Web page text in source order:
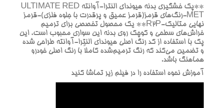
**پک خشگيري بدنه هيونداي النترا-آوانته ULTIMATE RED
MET-رنگ‌هاي قرمز(قرمز عميق و پرقدرت با جلوه فلزي)-قرمز
نهايي متاليک-R2P** يک محصول تخصصي براي ترميم
خراش‌هاي سطحي و کوچک روي بدنه اين سواري محبوب است. اين
پک با استفاده از کد رنگ اصلي هيونداي النترا-آوانته طراحي شده
و تضمين مي‌کند که رنگ ترميم‌شده کاملاً با رنگ اصلي خودرو
هماهنگ باشد.
آموزش نحوه استفاده را در فيلم زير تماشا کنيد